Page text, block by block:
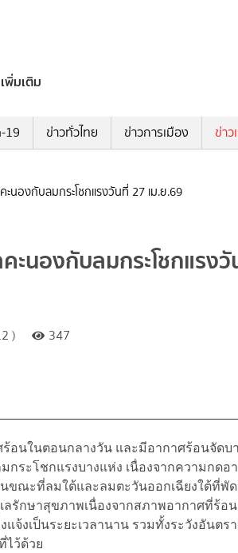
เพิ่มเติม
19 ข่าวทั่วไทย ข่าวการเมือง ข่า
นองกับลมกระโชกแรงวันที่ 27 เม.ย.69
นองกับลมกระโชกแรง
) 347
นในตอนกลางวัน และมีอากาศร้อนจัดบ
ระโชกแรงบางแห่ง เนื่องจากความกดอ
ขณะที่ลมใต้และลมตะวันออกเฉียงใต้ที่พั
รักษาสุขภาพเนื่องจากสภาพอากาศที่ร้อ
จ้งเป็นระยะเวลานาน รวมทั้งระวังอันตร
ไว้ด้วย